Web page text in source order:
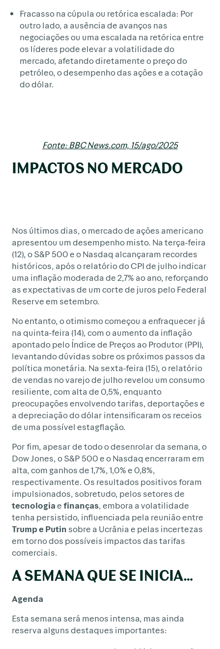
Fracasso na cúpula ou retórica escalada: Por
outro lado, a ausência de avanços nas
negociações ou uma escalada na retórica entre
os líderes pode elevar a volatilidade do
mercado, afetando diretamente o preço do
petróleo, o desempenho das ações e a cotação
do dólar.
Fonte: BBC News.com, 15/ago/2025
IMPACTOS NO MERCADO
Nos últimos dias, o mercado de ações americano
apresentou um desempenho misto. Na terça-feira
(12), o S&P 500 e o Nasdaq alcançaram recordes
históricos, após o relatório do CPI de julho indicar
uma inflação moderada de 2,7% ao ano, reforçando
as expectativas de um corte de juros pelo Federal
Reserve em setembro.
No entanto, o otimismo começou a enfraquecer já
na quinta-feira (14), com o aumento da inflação
apontado pelo Índice de Preços ao Produtor (PPI),
levantando dúvidas sobre os próximos passos da
política monetária. Na sexta-feira (15), o relatório
de vendas no varejo de julho revelou um consumo
resiliente, com alta de 0,5%, enquanto
preocupações envolvendo tarifas, deportações e
a depreciação do dólar intensificaram os receios
de uma possível estagflação.
Por fim, apesar de todo o desenrolar da semana, o
Dow Jones, o S&P 500 e o Nasdaq encerraram em
alta, com ganhos de 1,7%, 1,0% e 0,8%,
respectivamente. Os resultados positivos foram
impulsionados, sobretudo, pelos setores de
tecnologiaefinanças, embora a volatilidade
tenha persistido, influenciada pela reunião entre
Trump e Putin sobre a Ucrânia e pelas incertezas
em torno dos possíveis impactos das tarifas
comerciais.
A SEMANA QUE SE INICIA…
Agenda
Esta semana será menos intensa, mas ainda
reserva alguns destaques importantes: